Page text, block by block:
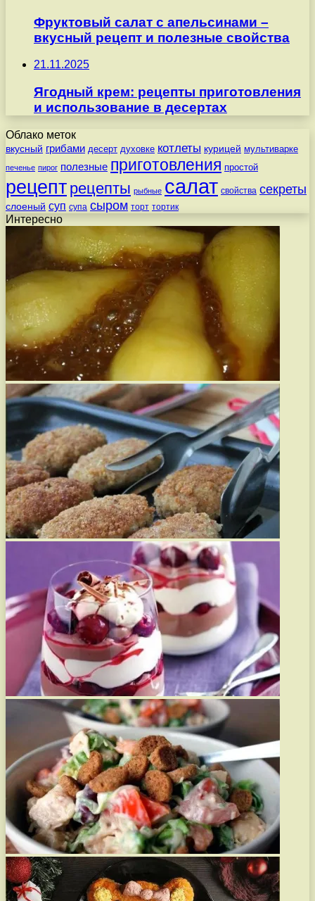
Фруктовый салат с апельсинами –
вкусный рецепт и полезные свойства
21.11.2025
Ягодный крем: рецепты приготовления
и использование в десертах
Облако меток
вкусный грибами десерт духовке котлеты курицей мультиварке
печенье пирог полезные приготовления простой
рецепт рецепты рыбные салат свойства секреты
слоеный суп супа сыром торт тортик
Интересно